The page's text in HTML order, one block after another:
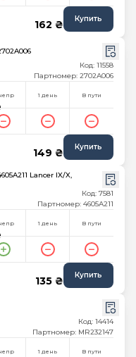
162 ₴ Купить
Код: 11558
Партномер: 2702A006
1 день В пути
149 ₴ Купить
Lancer IX/X,
Код: 7581
Партномер: 4605A211
1 день В пути
135 ₴ Купить
Код: 14414
Партномер: MR232147
1 день В пути